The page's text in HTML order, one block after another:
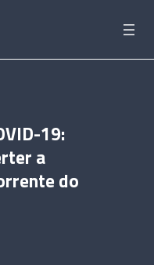
19:
a
do